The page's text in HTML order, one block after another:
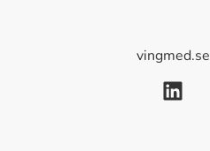
vingmed.se